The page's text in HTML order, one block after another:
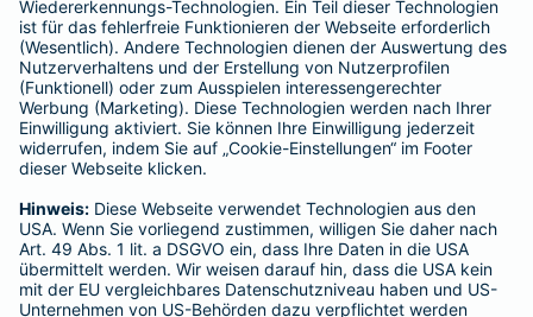
BELIEBTE SEITEN
Kranken-Zusatzversicherung
Tierversicherungen
Haftpflichtversicherung
Hausratversicherung
Adresse ändern
Schaden melden
Kilometerstandsmeldung
Serviceübersicht